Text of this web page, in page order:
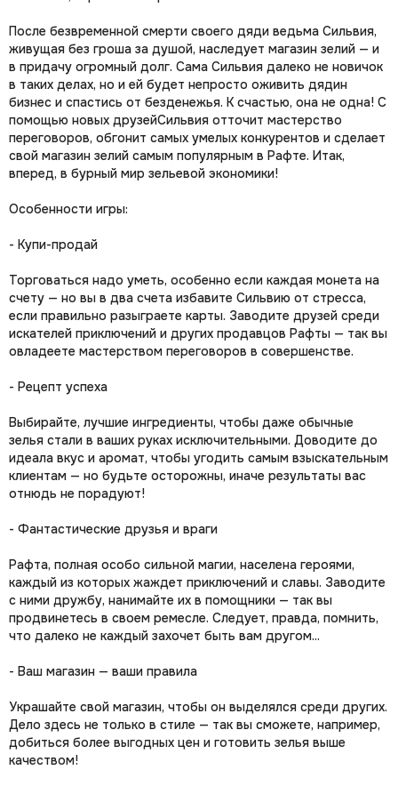
После безвременной смерти своего дяди ведьма Сильвия,
живущая без гроша за душой, наследует магазин зелий — и
в придачу огромный долг. Сама Сильвия далеко не новичок
в таких делах, но и ей будет непросто оживить дядин
бизнес и спастись от безденежья. К счастью, она не одна! С
помощью новых друзейСильвия отточит мастерство
переговоров, обгонит самых умелых конкурентов и сделает
свой магазин зелий самым популярным в Рафте. Итак,
вперед, в бурный мир зельевой экономики!
Особенности игры:
- Купи-продай
Торговаться надо уметь, особенно если каждая монета на
счету — но вы в два счета избавите Сильвию от стресса,
если правильно разыграете карты. Заводите друзей среди
искателей приключений и других продавцов Рафты — так вы
овладеете мастерством переговоров в совершенстве.
- Рецепт успеха
Выбирайте, лучшие ингредиенты, чтобы даже обычные
зелья стали в ваших руках исключительными. Доводите до
идеала вкус и аромат, чтобы угодить самым взыскательным
клиентам — но будьте осторожны, иначе результаты вас
отнюдь не порадуют!
- Фантастические друзья и враги
Рафта, полная особо сильной магии, населена героями,
каждый из которых жаждет приключений и славы. Заводите
с ними дружбу, нанимайте их в помощники — так вы
продвинетесь в своем ремесле. Следует, правда, помнить,
что далеко не каждый захочет быть вам другом...
- Ваш магазин — ваши правила
Украшайте свой магазин, чтобы он выделялся среди других.
Дело здесь не только в стиле — так вы сможете, например,
добиться более выгодных цен и готовить зелья выше
качеством!